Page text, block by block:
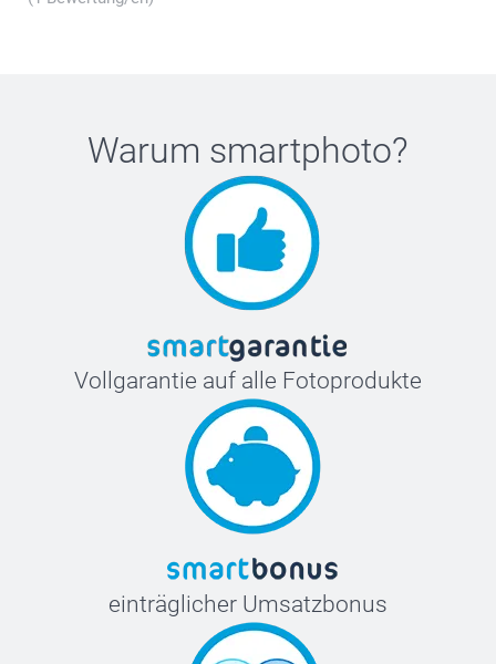
Warum smartphoto?
Vollgarantie auf alle Fotoprodukte
einträglicher Umsatzbonus